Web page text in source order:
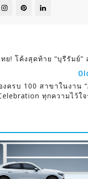
ย! โค้งสุดท้าย “บุรีรัมย์”
ครบ 100 สาขาในงาน
ทุกความไว้ใจ